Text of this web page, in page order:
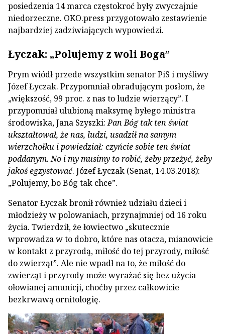
posiedzenia 14 marca częstokroć były zwyczajnie
niedorzeczne. OKO.press przygotowało zestawienie
najbardziej zadziwiających wypowiedzi.
Łyczak: „Polujemy z woli Boga”
Prym wiódł przede wszystkim senator PiS i myśliwy
Józef Łyczak. Przypomniał obradującym posłom, że
„większość, 99 proc. z nas to ludzie wierzący”. I
przypomniał ulubioną maksymę byłego ministra
środowiska, Jana Szyszki:Pan Bóg tak ten świat
ukształtował, że nas, ludzi, usadził na samym
wierzchołku i powiedział: czyńcie sobie ten świat
poddanym. No i my musimy to robić, żeby przeżyć, żeby
jakoś egzystować. Józef Łyczak (Senat, 14.03.2018):
„Polujemy, bo Bóg tak chce”.
Senator Łyczak bronił również udziału dzieci i
młodzieży w polowaniach, przynajmniej od 16 roku
życia. Twierdził, że łowiectwo „skutecznie
wprowadza w to dobro, które nas otacza, mianowicie
w kontakt z przyrodą, miłość do tej przyrody, miłość
do zwierząt”. Ale nie wpadł na to, że miłość do
zwierząt i przyrody może wyrażać się bez użycia
ołowianej amunicji, choćby przez całkowicie
bezkrwawą ornitologię.